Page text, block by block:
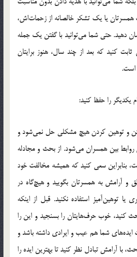
يا يک تشکر خالصانه از زحمات‌اش،
دهيد. حتي شما مي‌توانيد با گفتن يک جمله
کنيد که بعد از چند سال، هنوز برايتان
است.
يکديگر را حفظ کنيد:
و توهين کردن هيچ مشکلي حل نمي‌شود و
بين همسران مي‌شود. از بحث و مجادله
بنابراين سعي کنيد که هميشه مخالفت خود
و آرامش به همسرتان بگوييد و هيچ‌گاه در
توهين‌آميز استفاده نکنيد. قبل از اينکه
کنيد، خوب حرف‌هايتان را بسنجيد و اين را
شما هم عيب و ايرادي داشته باشد و
با آرامش تبادل نظر کنيد تا بهترين ايده را